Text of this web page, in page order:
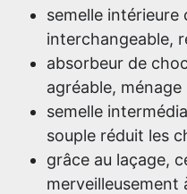
semelle
interchangeable,
absorbeur de
agréable,
semelle
souple réduit les
grâce au laçage,
merveilleusement